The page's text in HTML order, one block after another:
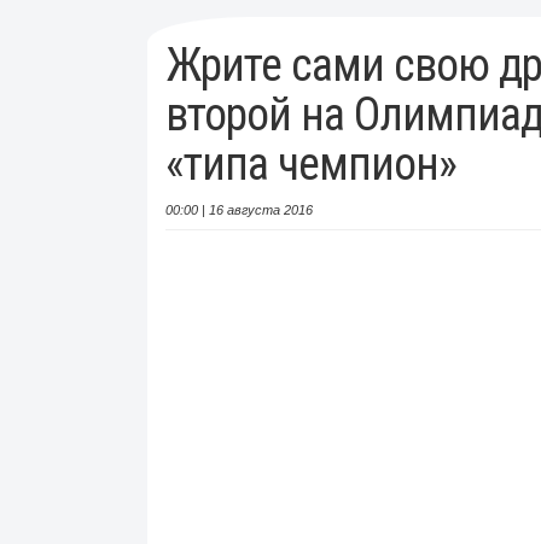
Жрите сами свою
второй на
«типа чемпион»
00:00 | 16 августа 2016